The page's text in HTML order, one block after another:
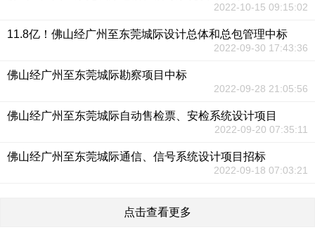
2022-10-15 09:15:02
11.8亿！佛山经广州至东莞城际设计总体和总包管理中标
2022-09-30 17:43:36
佛山经广州至东莞城际勘察项目中标
2022-09-28 21:05:56
佛山经广州至东莞城际自动售检票、安检系统设计项目
2022-09-20 07:35:11
佛山经广州至东莞城际通信、信号系统设计项目招标
2022-09-18 07:03:21
点击查看更多